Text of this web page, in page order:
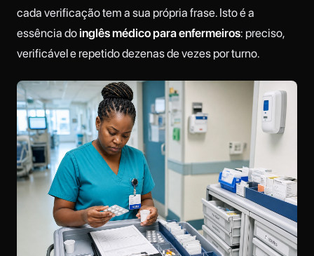
cada verificação tem a sua própria frase. Isto é a
essência doinglês médico para enfermeiros: preciso,
verificável e repetido dezenas de vezes por turno.